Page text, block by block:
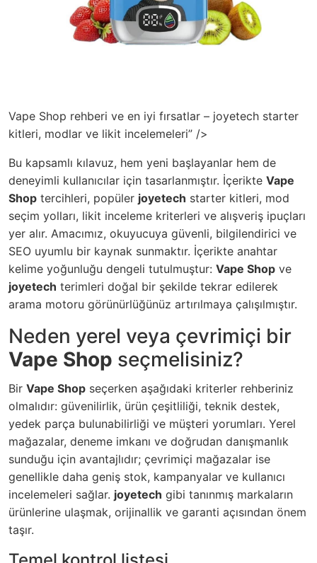
Vape Shop rehberi ve en iyi fırsatlar – joyetech starter
kitleri, modlar ve likit incelemeleri” />
Bu kapsamlı kılavuz, hem yeni başlayanlar hem de
deneyimli kullanıcılar için tasarlanmıştır. İçerikte Vape
Shop tercihleri, popüler joyetech starter kitleri, mod
seçim yolları, likit inceleme kriterleri ve alışveriş ipuçları
yer alır. Amacımız, okuyucuya güvenli, bilgilendirici ve
SEO uyumlu bir kaynak sunmaktır. İçerikte anahtar
kelime yoğunluğu dengeli tutulmuştur: Vape Shop ve
joyetech terimleri doğal bir şekilde tekrar edilerek
arama motoru görünürlüğünüz artırılmaya çalışılmıştır.
Neden yerel veya çevrimiçi bir
Vape Shop seçmelisiniz?
Bir Vape Shop seçerken aşağıdaki kriterler rehberiniz
olmalıdır: güvenilirlik, ürün çeşitliliği, teknik destek,
yedek parça bulunabilirliği ve müşteri yorumları. Yerel
mağazalar, deneme imkanı ve doğrudan danışmanlık
sunduğu için avantajlıdır; çevrimiçi mağazalar ise
genellikle daha geniş stok, kampanyalar ve kullanıcı
incelemeleri sağlar. joyetech gibi tanınmış markaların
ürünlerine ulaşmak, orijinallik ve garanti açısından önem
taşır.